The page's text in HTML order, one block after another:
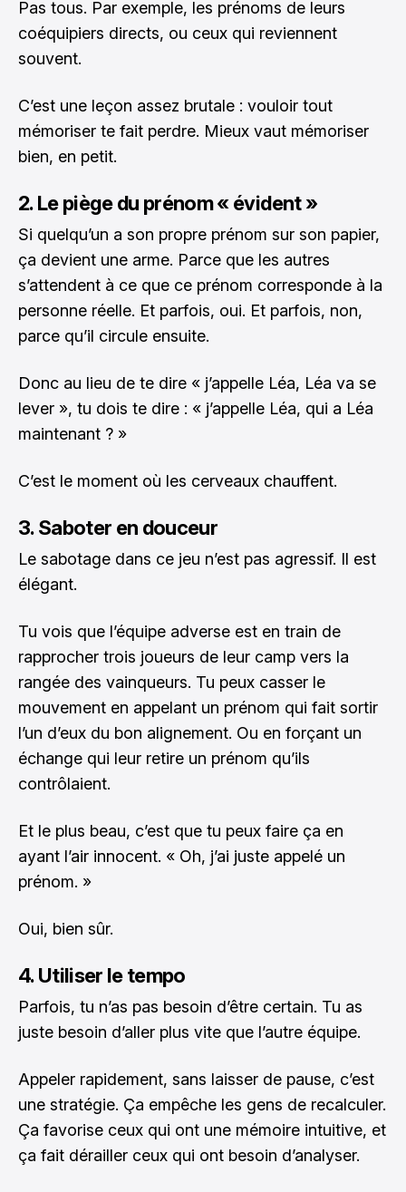
Pas tous. Par exemple, les prénoms de leurs
coéquipiers directs, ou ceux qui reviennent
souvent.
C’est une leçon assez brutale : vouloir tout
mémoriser te fait perdre. Mieux vaut mémoriser
bien, en petit.
2. Le piège du prénom « évident »
Si quelqu’un a son propre prénom sur son papier,
ça devient une arme. Parce que les autres
s’attendent à ce que ce prénom corresponde à la
personne réelle. Et parfois, oui. Et parfois, non,
parce qu’il circule ensuite.
Donc au lieu de te dire « j’appelle Léa, Léa va se
lever », tu dois te dire : « j’appelle Léa, qui a Léa
maintenant ? »
C’est le moment où les cerveaux chauffent.
3. Saboter en douceur
Le sabotage dans ce jeu n’est pas agressif. Il est
élégant.
Tu vois que l’équipe adverse est en train de
rapprocher trois joueurs de leur camp vers la
rangée des vainqueurs. Tu peux casser le
mouvement en appelant un prénom qui fait sortir
l’un d’eux du bon alignement. Ou en forçant un
échange qui leur retire un prénom qu’ils
contrôlaient.
Et le plus beau, c’est que tu peux faire ça en
ayant l’air innocent. « Oh, j’ai juste appelé un
prénom. »
Oui, bien sûr.
4. Utiliser le tempo
Parfois, tu n’as pas besoin d’être certain. Tu as
juste besoin d’aller plus vite que l’autre équipe.
Appeler rapidement, sans laisser de pause, c’est
une stratégie. Ça empêche les gens de recalculer.
Ça favorise ceux qui ont une mémoire intuitive, et
ça fait dérailler ceux qui ont besoin d’analyser.